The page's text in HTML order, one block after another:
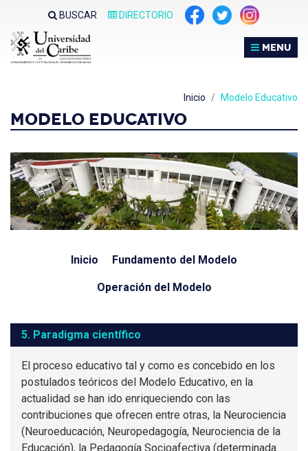
sitio
web
de
BUSCAR DIRECTORIO
MENU
Inicio Modelo Educativo
MODELO EDUCATIVO
Inicio Fundamento del Modelo
Operación del Modelo
5. Paradigma científico
El proceso educativo tal y como es concebido en los
postulados teóricos del Modelo Educativo, en la
actualidad se han ido enriqueciendo con las
contribuciones que ofrecen entre otras, la Neurociencia
(Neuroeducación, Neuropedagogía, Neurociencia de la
Educación), la Pedagogía Socioafectiva (determinada